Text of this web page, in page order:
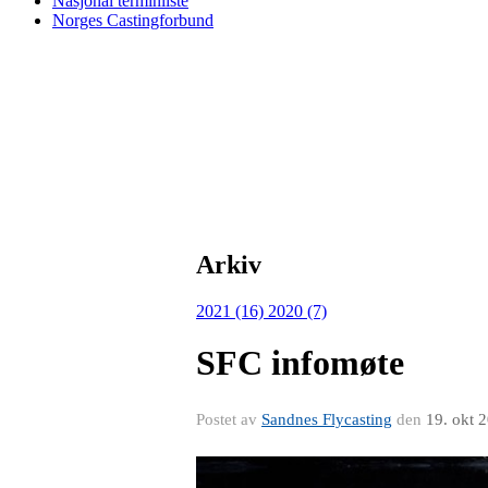
Norges Castingforbund
Arkiv
2021 (16) 2020 (7)
SFC infomøte
Postet av Sandnes Flycasting den 19. okt